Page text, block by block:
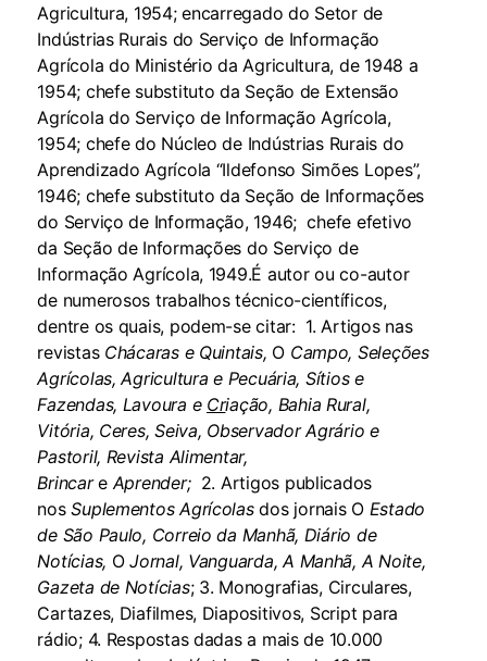
Agricultura, 1954; encarregado do Setor de
Indústrias Rurais do Serviço de Informação
Agrícola do Ministério da Agricultura, de 1948 a
1954; chefe substituto da Seção de Extensão
Agrícola do Serviço de Informação Agrícola,
1954; chefe do Núcleo de Indústrias Rurais do
Aprendizado Agrícola “Ildefonso Simões Lopes”,
1946; chefe substituto da Seção de Informações
do Serviço de Informação, 1946; chefe efetivo
da Seção de Informações do Serviço de
Informação Agrícola, 1949.É autor ou co-autor
de numerosos trabalhos técnico-científicos,
dentre os quais, podem-se citar: 1. Artigos nas
revistas Chácaras e Quintais, O Campo, Seleções
Agrícolas, Agricultura e Pecuária, Sítios e
Fazendas, Lavoura e Criação, Bahia Rural,
Vitória, Ceres, Seiva, Observador Agrário e
Pastoril, Revista Alimentar,
BrincareAprender; 2. Artigos publicados
nosSuplementos Agrícolasdos jornais O Estado
de São Paulo, Correio da Manhã, Diário de
Notícias, OJornal, Vanguarda, A Manhã, A Noite,
Gazeta de Notícias; 3. Monografias, Circulares,
Cartazes, Diafilmes, Diapositivos, Script para
rádio; 4. Respostas dadas a mais de 10.000